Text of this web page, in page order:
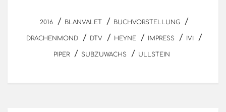
2016 / BLANVALET / BUCHVORSTELLUNG /
DRACHENMOND / DTV / HEYNE / IMPRESS / IVI /
PIPER / SUBZUWACHS / ULLSTEIN